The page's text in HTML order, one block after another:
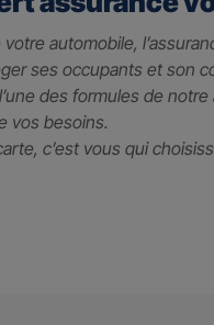
automobile,
ses occupants et son
des formules de
vos besoins.
c’est vous qui